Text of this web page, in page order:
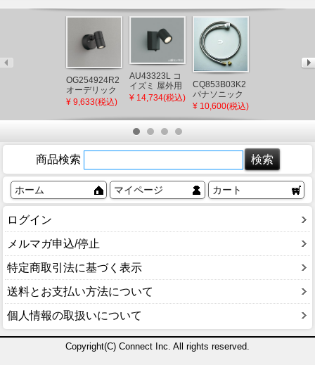
OG254924R2
オーデリック
屋外用スポッ
ック LED(電球
¥ 9,633(税込)
AU43323L コ
イズミ 屋外用
スポットライ
色） センサー
¥ 14,734(税込)
CQ853B03K2
パナソニック
シャワーホー
ス メタルホー
ス L=1200
後継品)
¥ 10,600(税込)
埋込形空気清
ィルター
商品検索
ホーム マイページ カート
ログイン
メルマガ申込/停止
特定商取引法に基づく表示
送料とお支払い方法について
個人情報の取扱いについて
Copyright(C) Connect Inc. All rights reserved.